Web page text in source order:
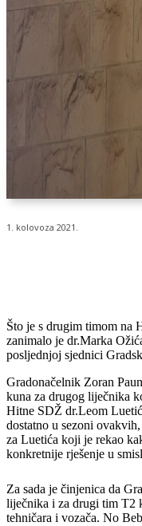
1. kolovoza 2021.
Što je s drugim timom na
zanimalo je dr.Marka
posljednjoj sjednici
Gradonačelnik Zoran
kuna za drugog liječnika
Hitne SDŽ dr.Leom
dostatno u sezoni
za Luetića koji je rekao
konkretnije rješenje u
Za sada je činjenica da
liječnika i za drugi tim T2
tehničara i vozača. No